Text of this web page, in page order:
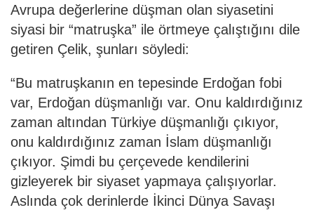
Avrupa değerlerine düşman olan siyasetini
siyasi bir “matruşka” ile örtmeye çalıştığını dile
getiren Çelik, şunları söyledi:
“Bu matruşkanın en tepesinde Erdoğan fobi
var, Erdoğan düşmanlığı var. Onu kaldırdığınız
zaman altından Türkiye düşmanlığı çıkıyor,
onu kaldırdığınız zaman İslam düşmanlığı
çıkıyor. Şimdi bu çerçevede kendilerini
gizleyerek bir siyaset yapmaya çalışıyorlar.
Aslında çok derinlerde İkinci Dünya Savaşı